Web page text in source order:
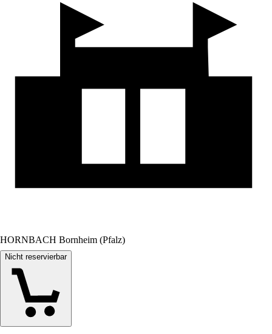
HORNBACH Bornheim (Pfalz)
Nicht reservierbar